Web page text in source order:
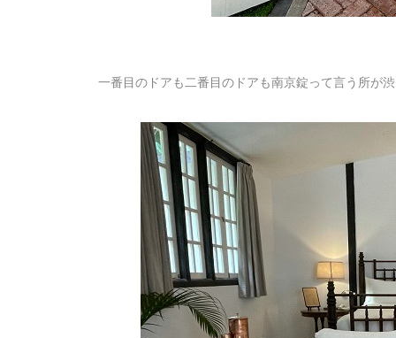
一番目のドアも二番目のドアも南京錠って言う所が